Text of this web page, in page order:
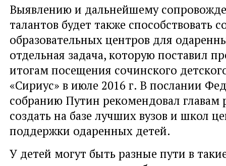
Выявлению и дальнейшему
талантов будет также способствовать
образовательных центров для
отдельная задача, которую поставил
итогам посещения сочинского
«Сириус» в июле 2016 г. В послании
собранию Путин рекомендовал главам
создать на базе лучших вузов и школ
поддержки одаренных детей.
У детей могут быть разные пути в